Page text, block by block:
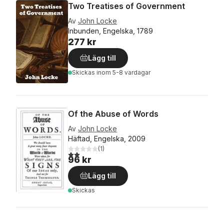
Two Treatises of Government
Av John Locke
Inbunden, Engelska, 1789
277 kr
Lägg till
Skickas inom 5-8 vardagar
Of the Abuse of Words
Av John Locke
Häftad, Engelska, 2009
2,0utav 5 stjärnor. Totalt antal röster:
(1)
96 kr
Lägg till
Skickas